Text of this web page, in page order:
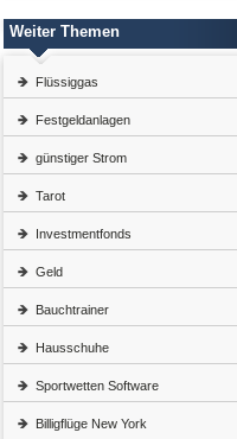
Weiter Themen
Flüssiggas
Festgeldanlagen
günstiger Strom
Tarot
Investmentfonds
Geld
Bauchtrainer
Hausschuhe
Sportwetten Software
Billigflüge New York